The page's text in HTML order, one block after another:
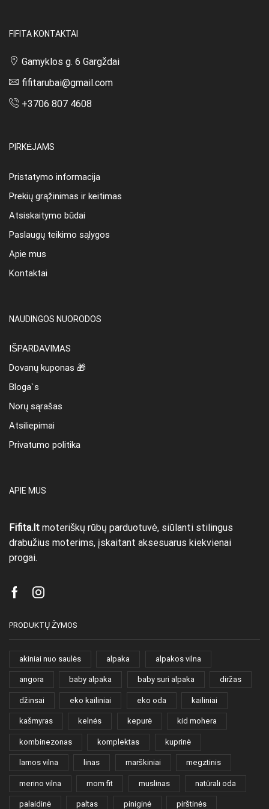
FIFITA KONTAKTAI
Gamyklos g. 6 Gargždai
fifitarubai@gmail.com
+3706 807 4608
PIRKĖJAMS
Pristatymo informacija
Prekių grąžinimas ir keitimas
Atsiskaitymo būdai
Paslaugų teikimo sąlygos
Apie mus
Kontaktai
NAUDINGOS NUORODOS
IŠPARDAVIMAS
Dovanų kuponas 🎁
Bloga`s
Norų sąrašas
Atsiliepimai
Privatumo politika
APIE MUS
Fifita.lt moteriškų rūbų parduotuvė, siūlanti stilingus
drabužius moterims, įskaitant aksesuarus kiekvienai
progai.
FacebookInstagram
PRODUKTŲ ŽYMOS
akiniai nuo saulės alpaka alpakos vilna
angora baby alpaka baby suri alpaka diržas
džinsai eko kailiniai eko oda kailiniai
kašmyras kelnės kepurė kid mohera
kombinezonas komplektas kuprinė
lamos vilna linas marškiniai megztinis
merino vilna mom fit muslinas natūrali oda
palaidinė paltas piniginė pirštinės